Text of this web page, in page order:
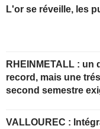
L'or se réveille, les
RHEINMETALL : un deuxième trimestre
record, mais une
second semestre
VALLOUREC : Intégration des prévisions